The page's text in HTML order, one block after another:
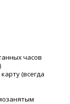
часов
(всегда